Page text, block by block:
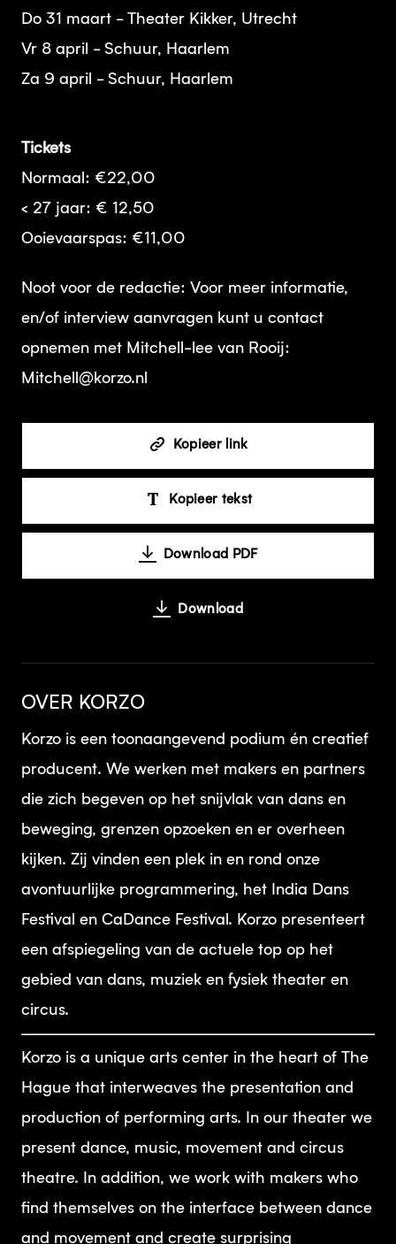
Do 31 maart - Theater Kikker, Utrecht
Vr 8 april - Schuur, Haarlem
Za 9 april - Schuur, Haarlem
Tickets
Normaal: €22,00
< 27 jaar: € 12,50
Ooievaarspas: €11,00
Noot voor de redactie: Voor meer informatie,
en/of interview aanvragen kunt u contact
opnemen met Mitchell-lee van Rooij:
Mitchell@korzo.nl
Kopieer link
Kopieer tekst
Download PDF
Download
OVER KORZO
Korzo is een toonaangevend podium én creatief
producent. We werken met makers en partners
die zich begeven op het snijvlak van dans en
beweging, grenzen opzoeken en er overheen
kijken. Zij vinden een plek in en rond onze
avontuurlijke programmering, het India Dans
Festival en CaDance Festival. Korzo presenteert
een afspiegeling van de actuele top op het
gebied van dans, muziek en fysiek theater en
circus.
Korzo is a unique arts center in the heart of The
Hague that interweaves the presentation and
production of performing arts. In our theater we
present dance, music, movement and circus
theatre. In addition, we work with makers who
find themselves on the interface between dance
and movement and create surprising